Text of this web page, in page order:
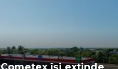
Cometex își extinde